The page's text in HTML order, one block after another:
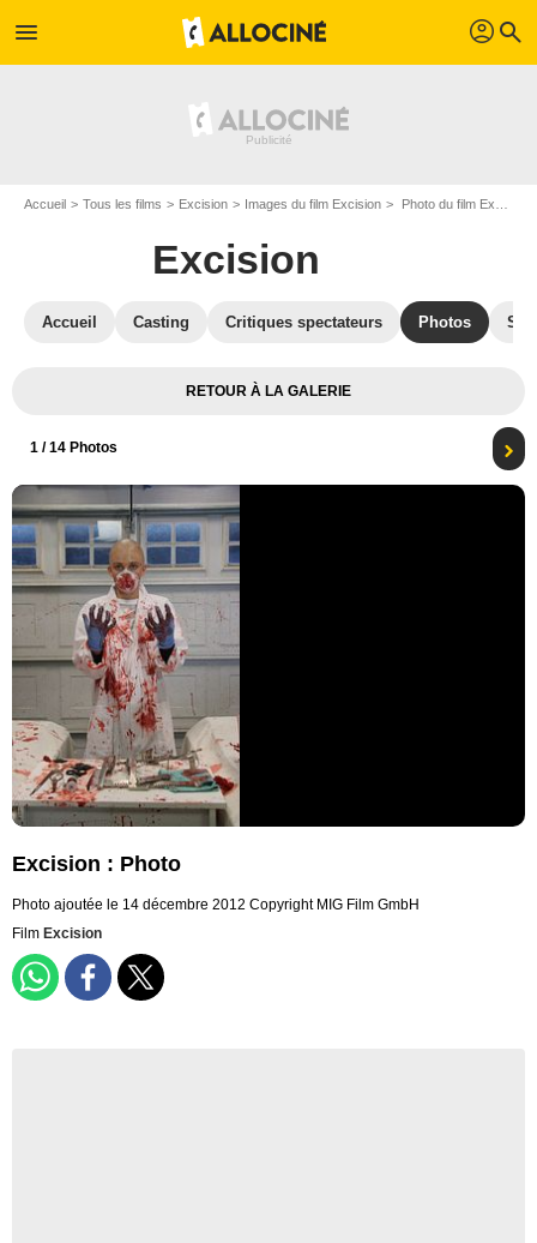
menu profil search
Accueil Tous les films Excision Images du film Excision Photo du film Excision - Photo 1
Excision
Accueil Casting Critiques spectateurs Photos
RETOUR À LA GALERIE
1 / 14 Photos
Excision : Photo
Photo ajoutée le 14 décembre 2012 Copyright MIG Film GmbH
Film Excision